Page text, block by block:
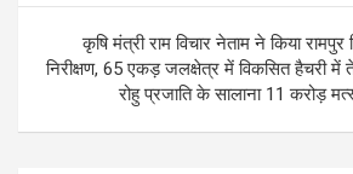
k
p
कृषि मंत्री राम विचार नेताम ने किया
निरीक्षण, 65 एकड़ जलक्षेत्र में विकसित हैचरी में
रोहु प्रजाति के सालाना 11 करोड़